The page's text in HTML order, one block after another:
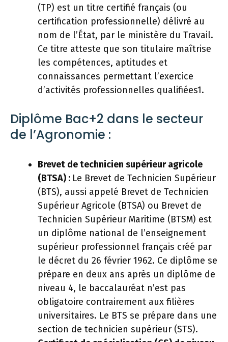
(TP) est un titre certifié français (ou
certification professionnelle) délivré au
nom de l’État, par le ministère du Travail.
Ce titre atteste que son titulaire maîtrise
les compétences, aptitudes et
connaissances permettant l’exercice
d’activités professionnelles qualifiées1.
Diplôme Bac+2 dans le secteur
de l’Agronomie :
Brevet de technicien supérieur agricole
(BTSA) : Le Brevet de Technicien Supérieur
(BTS), aussi appelé Brevet de Technicien
Supérieur Agricole (BTSA) ou Brevet de
Technicien Supérieur Maritime (BTSM) est
un diplôme national de l’enseignement
supérieur professionnel français créé par
le décret du 26 février 1962. Ce diplôme se
prépare en deux ans après un diplôme de
niveau 4, le baccalauréat n’est pas
obligatoire contrairement aux filières
universitaires. Le BTS se prépare dans une
section de technicien supérieur (STS).